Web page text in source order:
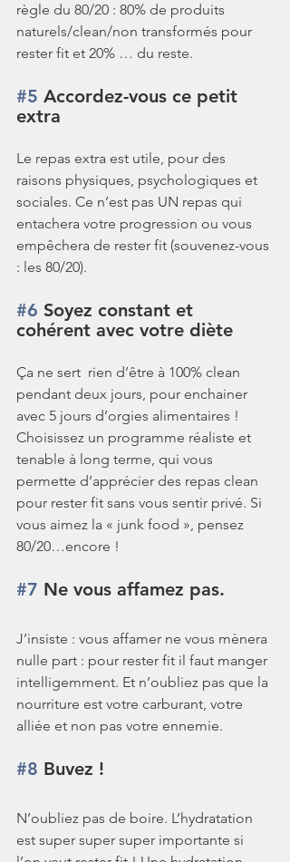
règle du 80/20 : 80% de produits
naturels/clean/non transformés pour
rester fit et 20% … du reste.
#5 Accordez-vous ce petit
extra
Le repas extra est utile, pour des
raisons physiques, psychologiques et
sociales. Ce n’est pas UN repas qui
entachera votre progression ou vous
empêchera de rester fit (souvenez-vous
: les 80/20).
#6 Soyez constant et
cohérent avec votre diète
Ça ne sert  rien d’être à 100% clean
pendant deux jours, pour enchainer
avec 5 jours d’orgies alimentaires !
Choisissez un programme réaliste et
tenable à long terme, qui vous
permette d’apprécier des repas clean
pour rester fit sans vous sentir privé. Si
vous aimez la « junk food », pensez
80/20…encore !
#7 Ne vous affamez pas.
J’insiste : vous affamer ne vous mènera
nulle part : pour rester fit il faut manger
intelligemment. Et n’oubliez pas que la
nourriture est votre carburant, votre
alliée et non pas votre ennemie.
#8 Buvez !
N’oubliez pas de boire. L’hydratation
est super super super importante si